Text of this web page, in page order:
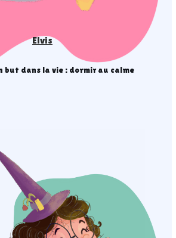
Elvis
but dans la vie : dormir au calme